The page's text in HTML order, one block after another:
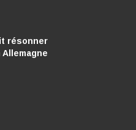
résonner
Allemagne